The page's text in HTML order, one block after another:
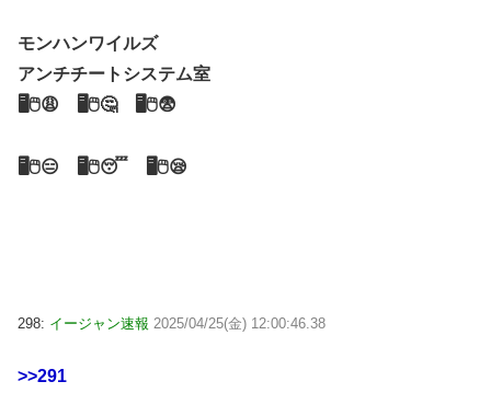
モンハンワイルズ
アンチチートシステム室
🖥🖱😩 🖥🖱🤔 🖥🖱😨
🖥🖱😑 🖥🖱😴 🖥🖱😪
298: イージャン速報 2025/04/25(金) 12:00:46.38
>>291